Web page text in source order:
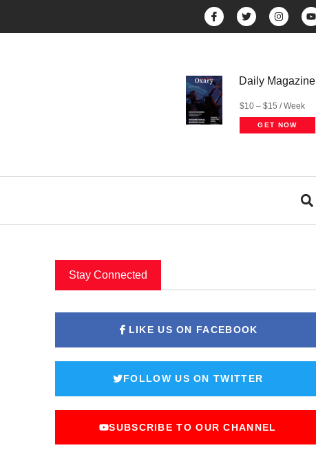
Daily Magazine
$10 – $15 / Week
GET NOW
Stay Connected
LIKE US ON FACEBOOK
FOLLOW US ON TWITTER
SUBSCRIBE TO OUR CHANNEL